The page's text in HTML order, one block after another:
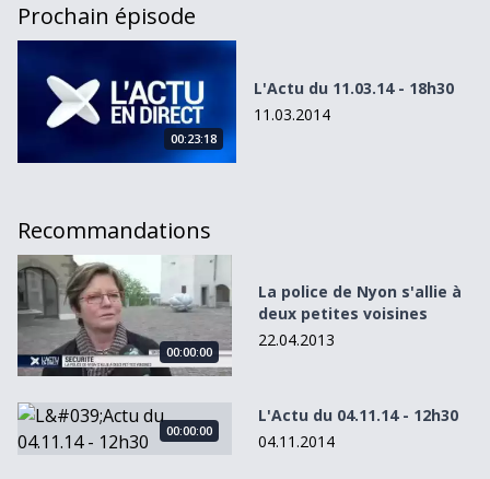
Prochain épisode
L&#039;Actu du 11.03.14 - 18h30
00:23:18
L'Actu du 11.03.14 - 18h30
11.03.2014
Recommandations
La police de Nyon s&#039;allie à deux petites voisines
00:00:00
La police de Nyon s'allie à
deux petites voisines
22.04.2013
L&#039;Actu du 04.11.14 - 12h30
00:00:00
L'Actu du 04.11.14 - 12h30
04.11.2014